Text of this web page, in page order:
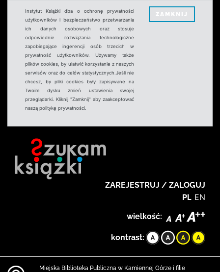
Instytut Książki dba o ochronę prywatności
użytkowników i bezpieczeństwo przetwarzania
ich danych osobowych oraz stosuje
odpowiednie rozwiązania technologiczne
zapobiegające ingerencji osób trzecich w
prywatność użytkowników. Używamy także
plików cookies, by ułatwić korzystanie z naszych
serwisów oraz do celów statystycznych.Jeśli nie
chcesz, by pliki cookies były zapisywane na
Twoim dysku zmień ustawienia swojej
przeglądarki. Kliknij "Zamknij" aby zaakceptować
naszą politykę prywatności.
ZAMKNIJ
ZAREJESTRUJ / ZALOGUJ
PL EN
wielkość:
kontrast:
Miejska Biblioteka Publiczna w Kamiennej Górze i filie